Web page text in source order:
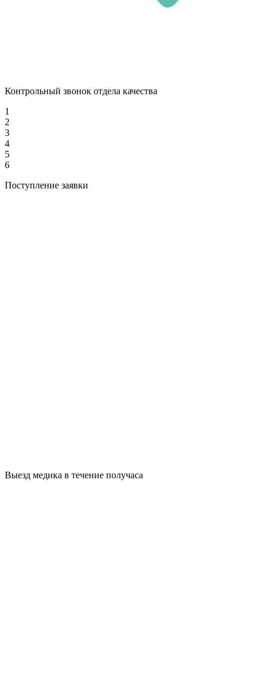
Контрольный звонок отдела качества
1
2
3
4
5
6
Поступление заявки
Выезд медика в течение получаса